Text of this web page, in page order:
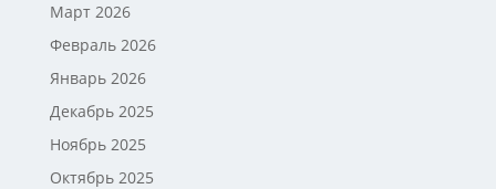
Март 2026
Февраль 2026
Январь 2026
Декабрь 2025
Ноябрь 2025
Октябрь 2025